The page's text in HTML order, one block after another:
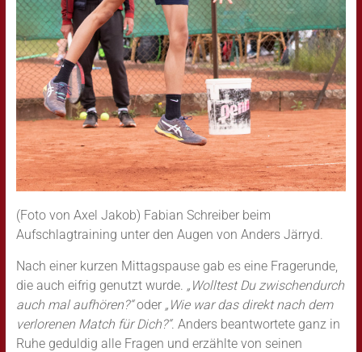
(Foto von Axel Jakob) Fabian Schreiber beim
Aufschlagtraining unter den Augen von Anders Järryd.
Nach einer kurzen Mittagspause gab es eine Fragerunde,
die auch eifrig genutzt wurde. „Wolltest Du zwischendurch
auch mal aufhören?“oder „Wie war das direkt nach dem
verlorenen Match für Dich?“. Anders beantwortete ganz in
Ruhe geduldig alle Fragen und erzählte von seinen